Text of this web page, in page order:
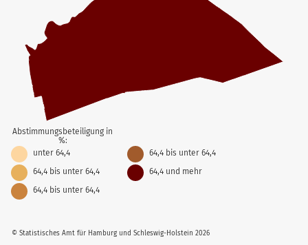
© Statistisches Amt für Hamburg und Schleswig-Holstein 2026
Abstimmungsbeteiligung in
%:
unter 64,4
64,4 bis unter 64,4
64,4 bis unter 64,4
64,4 bis unter 64,4
64,4 und mehr